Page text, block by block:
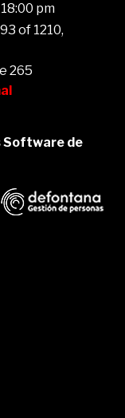
pm
of 1210,
265
Software de